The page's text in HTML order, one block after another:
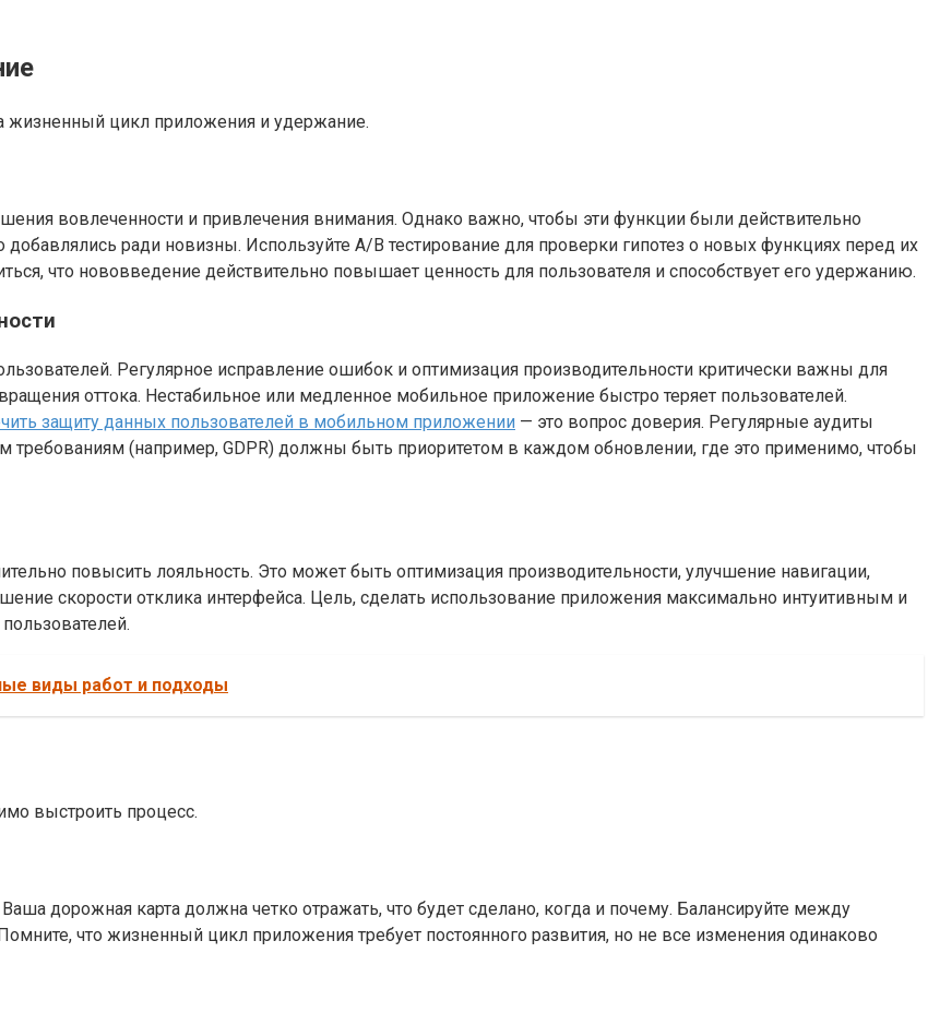
жизненный цикл приложения и удержание.
вовлеченности и привлечения внимания. Однако важно, чтобы эти функции были действительно
ради новизны. Используйте A/B тестирование для проверки гипотез о новых функциях перед их
что нововведение действительно повышает ценность для пользователя и способствует его удержанию.
Регулярное исправление ошибок и оптимизация производительности критически важны для
оттока. Нестабильное или медленное мобильное приложение быстро теряет пользователей.
защиту данных пользователей в мобильном приложении — это вопрос доверия. Регулярные аудиты
требованиям (например, GDPR) должны быть приоритетом в каждом обновлении, где это применимо, чтобы
повысить лояльность. Это может быть оптимизация производительности, улучшение навигации,
скорости отклика интерфейса. Цель, сделать использование приложения максимально интуитивным и
виды работ и подходы
выстроить процесс.
дорожная карта должна четко отражать, что будет сделано, когда и почему. Балансируйте между
что жизненный цикл приложения требует постоянного развития, но не все изменения одинаково